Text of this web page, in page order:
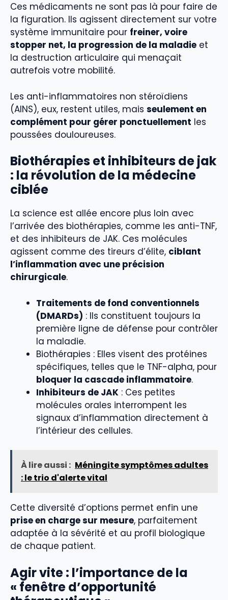
Ces médicaments ne sont pas là pour faire de
la figuration. Ils agissent directement sur votre
système immunitaire pour freiner, voire
stopper net, la progression de la maladie et
la destruction articulaire qui menaçait
autrefois votre mobilité.
Les anti-inflammatoires non stéroïdiens
(AINS), eux, restent utiles, mais seulement en
complément pour gérer ponctuellement les
poussées douloureuses.
Biothérapies et inhibiteurs de jak
: la révolution de la médecine
ciblée
La science est allée encore plus loin avec
l’arrivée des biothérapies, comme les anti-TNF,
et des inhibiteurs de JAK. Ces molécules
agissent comme des tireurs d’élite, ciblant
l’inflammation avec une précision
chirurgicale.
Traitements de fond conventionnels
(DMARDs) : Ils constituent toujours la
première ligne de défense pour contrôler
la maladie.
Biothérapies : Elles visent des protéines
spécifiques, telles que le TNF-alpha, pour
bloquer la cascade inflammatoire.
Inhibiteurs de JAK : Ces petites
molécules orales interrompent les
signaux d’inflammation directement à
l’intérieur des cellules.
À lire aussi : Méningite symptômes adultes
: le trio d'alerte vital
Cette diversité d’options permet enfin une
prise en charge sur mesure, parfaitement
adaptée à la sévérité et au profil biologique
de chaque patient.
Agir vite : l’importance de la
« fenêtre d’opportunité